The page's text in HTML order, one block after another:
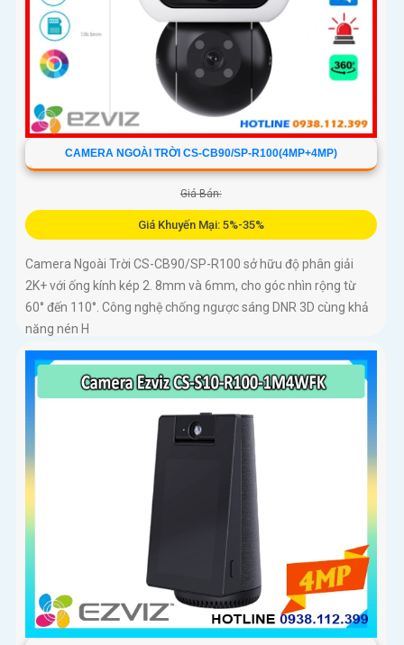
CAMERA NGOÀI TRỜI CS-CB90/SP-R100(4MP+4MP)
Giá Bán:
Giá Khuyến Mại: 5%-35%
Camera Ngoài Trời CS-CB90/SP-R100 sở hữu độ phân giải
2K+ với ống kính kép 2. 8mm và 6mm, cho góc nhìn rộng từ
60° đến 110°. Công nghệ chống ngược sáng DNR 3D cùng khả
năng nén H